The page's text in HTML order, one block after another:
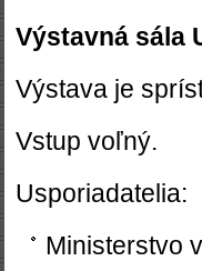
Výstavná sála
Výstava je
Vstup voľný.
Usporiadatelia:
Ministerstvo